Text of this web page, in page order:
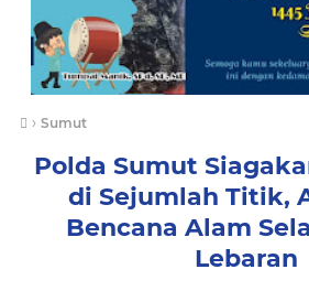
› Sumut
Polda Sumut
di Sejumlah Titik,
Bencana Alam
Lebaran